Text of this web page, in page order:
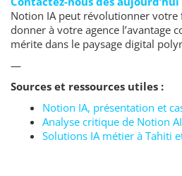
Notion IA peut révolutionner votre
donner à votre agence l’avantage
mérite dans le paysage digital
—
Sources et ressources utiles :
Notion IA, présentation et
Analyse critique de Notion
Solutions IA métier à Tahiti